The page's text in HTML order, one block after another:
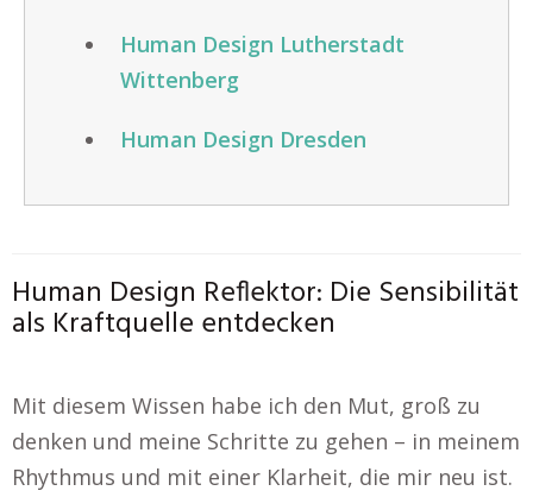
Human Design Lutherstadt
Wittenberg
Human Design Dresden
Human Design Reflektor: Die Sensibilität
als Kraftquelle entdecken
Mit diesem Wissen habe ich den Mut, groß zu
denken und meine Schritte zu gehen – in meinem
Rhythmus und mit einer Klarheit, die mir neu ist.